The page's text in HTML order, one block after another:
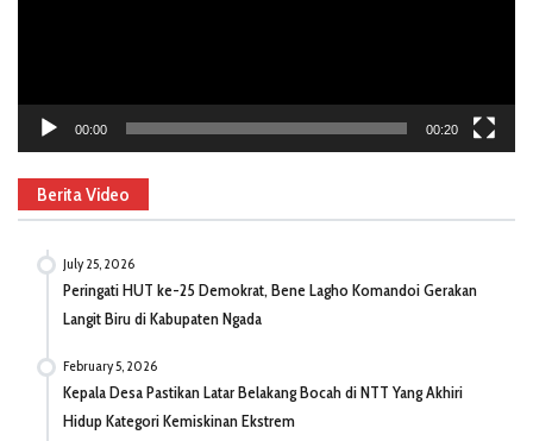
00:00 00:20
Berita Video
July 25, 2026
Peringati HUT ke-25 Demokrat, Bene Lagho Komandoi Gerakan
Langit Biru di Kabupaten Ngada
February 5, 2026
Kepala Desa Pastikan Latar Belakang Bocah di NTT Yang Akhiri
Hidup Kategori Kemiskinan Ekstrem